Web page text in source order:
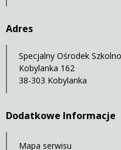
Adres
Specjalny Ośrodek
Kobylanka 162
38-303 Kobylanka
Dodatkowe Informacje
Mapa serwisu